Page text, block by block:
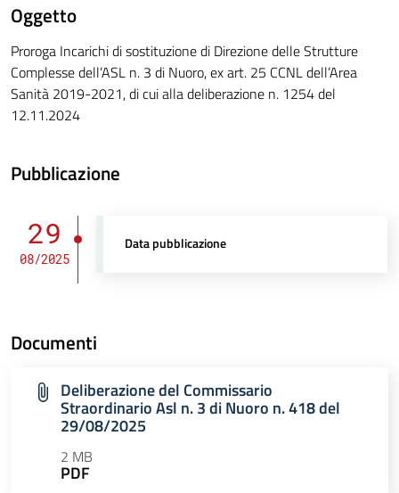
Oggetto
Proroga Incarichi di sostituzione di Direzione delle Strutture
Complesse dell’ASL n. 3 di Nuoro, ex art. 25 CCNL dell’Area
Sanità 2019-2021, di cui alla deliberazione n. 1254 del
12.11.2024
Pubblicazione
29
08/2025
Data pubblicazione
Documenti
Deliberazione del Commissario
Straordinario Asl n. 3 di Nuoro n. 418 del
29/08/2025
2 MB
PDF